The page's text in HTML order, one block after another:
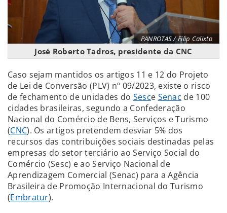
PANROTAS / Filip Calixto
José Roberto Tadros, presidente da CNC
Caso sejam mantidos os artigos 11 e 12 do Projeto
de Lei de Conversão (PLV) nº 09/2023, existe o risco
de fechamento de unidades do Sesce Senac de 100
cidades brasileiras, segundo a Confederação
Nacional do Comércio de Bens, Serviços e Turismo
(CNC). Os artigos pretendem desviar 5% dos
recursos das contribuições sociais destinadas pelas
empresas do setor terciário ao Serviço Social do
Comércio (Sesc) e ao Serviço Nacional de
Aprendizagem Comercial (Senac) para a Agência
Brasileira de Promoção Internacional do Turismo
(Embratur).